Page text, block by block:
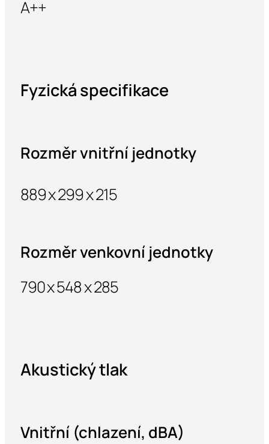
A++
Fyzická specifikace
Rozměr vnitřní jednotky
889 x 299 x 215
Rozměr venkovní jednotky
790 x 548 x 285
Akustický tlak
Vnitřní (chlazení, dBA)